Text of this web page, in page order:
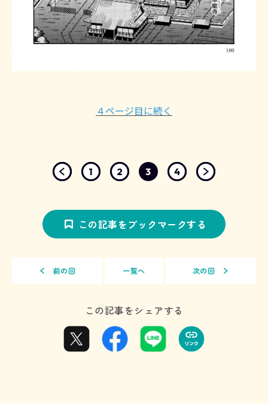
４ページ目に続く
1 2 3 4
この記事をブックマークする
前の回 一覧へ 次の回
この記事をシェアする